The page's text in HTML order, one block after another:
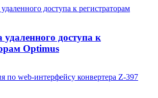
удаленного доступа к
Optimus